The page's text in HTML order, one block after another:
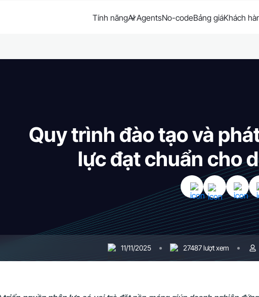
Tính năngAI AgentsNo-codeBảng giáKhách
Quy trình đào tạo và
lực đạt chuẩn cho
11/11/2025 27487 lượt xem